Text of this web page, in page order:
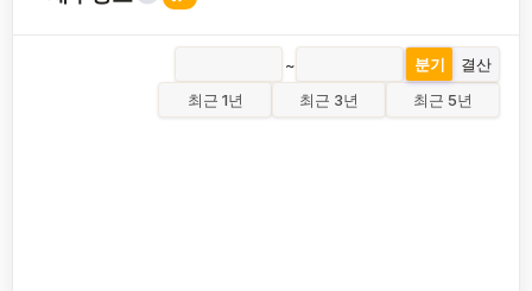
~ 분기
결산
최근 1년
최근 3년 최근 5년